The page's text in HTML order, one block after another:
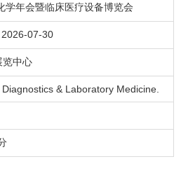
学年会暨临床医疗设备博览会
07-30
览中心
& Laboratory Medicine.